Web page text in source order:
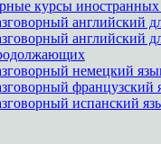
курсы иностранных
английский
английский
немецкий
французский
испанский